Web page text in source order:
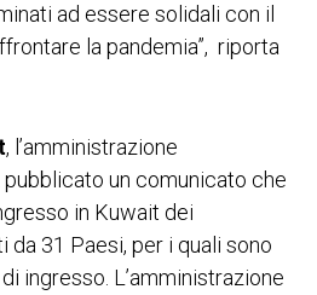
ad essere solidali con il
la pandemia”, riporta
, l’amministrazione
pubblicato un comunicato che
in Kuwait dei
31 Paesi, per i quali sono
ingresso. L’amministrazione